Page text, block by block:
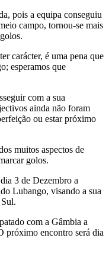
pois a equipa conseguiu
campo, tornou-se mais
carácter, é uma pena que
esperamos que
com a sua
ainda não foram
ou estar próximo
muitos aspectos de
golos.
3 de Dezembro a
Lubango, visando a sua
com a Gâmbia a
próximo encontro será dia